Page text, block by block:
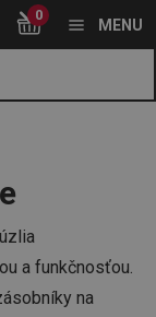
kúpeľne
0
MENU
a funkčnosťou.
na